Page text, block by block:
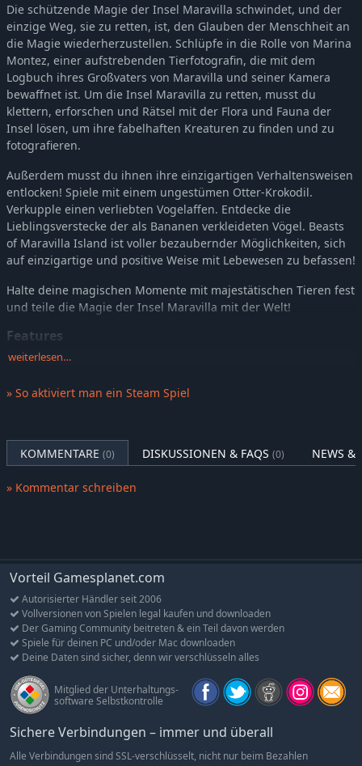
Die schützende Magie der Insel Maravilla schwindet, und der
einzige Weg, sie zu retten, ist, den Glauben der Menschheit an
die Magie wiederherzustellen. Schlüpfe in die Rolle von Marina
Montez, einer aufstrebenden Tierfotografin, die mit dem
Logbuch ihres Großvaters von Maravilla und seiner Kamera
bewaffnet ist. Um die Insel Maravilla zu retten, musst du
klettern, erforschen und Rätsel mit der Flora und Fauna der
Insel lösen, um ihre fabelhaften Kreaturen zu finden und zu
fotografieren.
Außerdem musst du ihnen ihre einzigartigen Verhaltensweisen
entlocken! Spiele mit einem ungestümen Otter-Krokodil.
Verkupple einen verliebten Vogelaffen. Entdecke die
Lieblingsverstecke der als Bananen verkleideten Vögel. Beasts
of Maravilla Island ist voller bezaubernder Möglichkeiten, sich
auf einzigartige und positive Weise mit Lebewesen zu befassen!
Halte deine magischen Momente mit majestätischen Tieren fest
und teile die Magie der Insel Maravilla mit der Welt!
Features
50+ einzigartige Kreaturen, große und kleine, mit denen du
Erforsche 3 verschiedene ökologische Zonen, jede mit ihrer
Endlose Möglichkeiten, das wunderschöne Ökosystem des
Spiels zu fotografieren.
Rätsel, bei denen die Interaktion und Kooperation mit
weiterlesen…
» So aktiviert man ein Steam Spiel
KOMMENTARE (0) DISKUSSIONEN & FAQS (0) NEWS &
» Kommentar schreiben
Vorteil Gamesplanet.com
Autorisierter Händler seit 2006
Vollversionen von Spielen legal kaufen und downloaden
Der Gaming Community beitreten & ein Teil davon werden
Spiele für deinen PC und/oder Mac downloaden
Deine Daten sind sicher, denn wir verschlüsseln alles
Mitglied der Unterhaltungs-
software Selbstkontrolle
Sichere Verbindungen – immer und überall
Alle Verbindungen sind SSL-verschlüsselt, nicht nur beim Bezahlen